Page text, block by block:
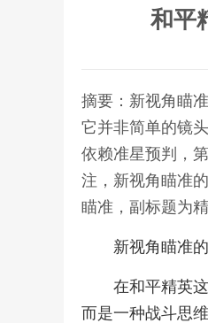
和平
摘要：新视角瞄
它并非简单的镜
依赖准星预判，
注，新视角瞄准
瞄准，副标题为
新视角瞄准
在和平精英
而是一种战斗思